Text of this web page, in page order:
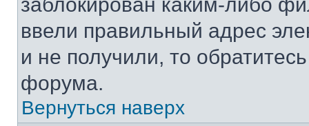
ввели правильный адрес
и не получили, то
форума.
Вернуться наверх